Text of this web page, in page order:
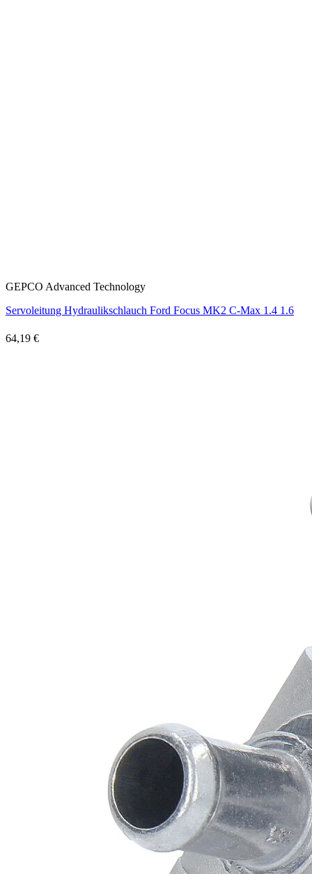
GEPCO Advanced Technology
Servoleitung Hydraulikschlauch Ford Focus MK2 C-Max 1.4 1.6
64,19 €